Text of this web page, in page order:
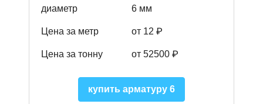
диаметр 6 мм
Цена за метр от 12 ₽
Цена за тонну от 52500 ₽
купить арматуру 6